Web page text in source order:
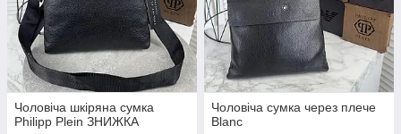
Чоловіча шкіряна сумка
Philipp Plein ЗНИЖКА
Чоловіча сумка через плече
Blanc